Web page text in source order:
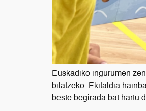
Euskadiko ingurumen
bilatzeko. Ekitaldia
beste begirada bat hartu